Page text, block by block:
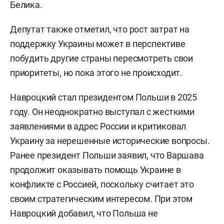
Белика.
Депутат также отметил, что рост затрат на
поддержку Украины может в перспективе
побудить другие страны пересмотреть свои
приоритеты, но пока этого не происходит.
Навроцкий стал президентом Польши в 2025
году. Он неоднократно выступал с жесткими
заявлениями в адрес России и критиковал
Украину за нерешенные исторические вопросы.
Ранее президент Польши заявил, что Варшава
продолжит оказывать помощь Украине в
конфликте с Россией, поскольку считает это
своим стратегическим интересом. При этом
Навроцкий добавил, что Польша не